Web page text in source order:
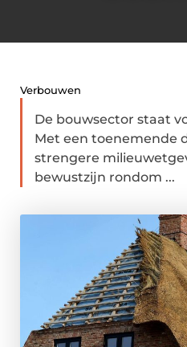
Verbouwen
De bouwsector staat
Met een toenemende
strengere
bewustzijn rondom ...